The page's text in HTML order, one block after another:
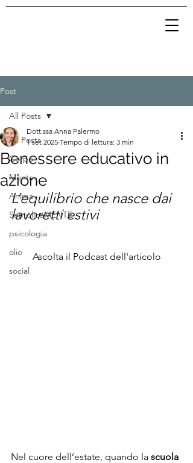
Post
All Posts
Corpo
Mente
Anima
SempliceMENTE
psicologia
olio
social
All Posts
Benessere educativo in
azione
Dott.ssa Anna Palermo
1 set 2025 Tempo di lettura: 3 min
L’equilibrio che nasce dai
lavoretti estivi
Ascolta il Podcast dell'articolo
Nel cuore dell’estate, quando la scuola